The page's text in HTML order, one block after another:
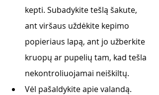
kepti. Subadykite tešlą šakute,
ant viršaus uždėkite kepimo
popieriaus lapą, ant jo užberkite
kruopų ar pupelių tam, kad tešla
nekontroliuojamai neiškiltų.
Vėl pašaldykite apie valandą.